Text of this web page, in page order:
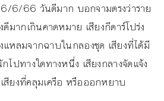
6/66 วันดีมาก บอกจามตรงว่าราย
มากเกินคาดหมาย เสียงกีตาร์โปร่ง
งแหลมจากฉาบในกลองชุด เสียงที่ได้มี
ปทางใดทางหนึ่ง เสียงกลางจัดแจ้ง
สียงที่คลุมเครือ หรือออกหยาบ